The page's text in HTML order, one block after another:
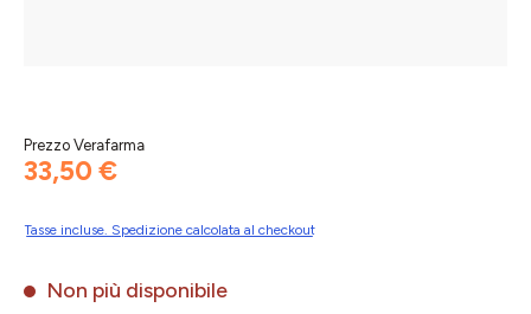
Prezzo Verafarma
33,50 €
Tasse incluse. Spedizione calcolata al checkout
Non più disponibile